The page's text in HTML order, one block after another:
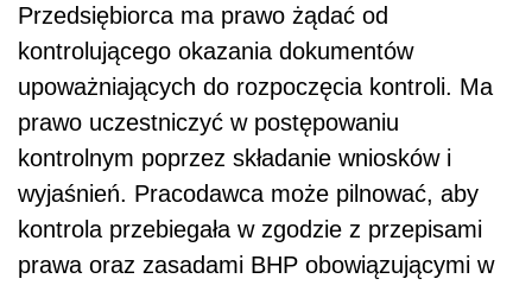
Przedsiębiorca ma prawo żądać od
kontrolującego okazania dokumentów
upoważniających do rozpoczęcia kontroli. Ma
prawo uczestniczyć w postępowaniu
kontrolnym poprzez składanie wniosków i
wyjaśnień. Pracodawca może pilnować, aby
kontrola przebiegała w zgodzie z przepisami
prawa oraz zasadami BHP obowiązującymi w